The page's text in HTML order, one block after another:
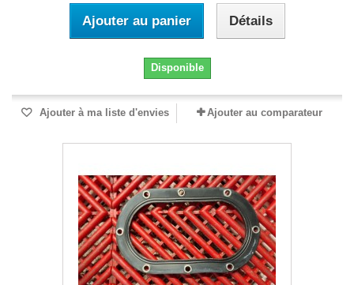
Ajouter au panier Détails
Disponible
Ajouter à ma liste d'envies Ajouter au comparateur